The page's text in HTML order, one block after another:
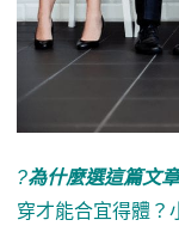
?為什麼選這篇文章
穿才能合宜得體？